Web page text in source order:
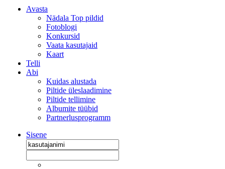
Avasta
Nädala Top pildid
Fotoblogi
Konkursid
Vaata kasutajaid
Kaart
Telli
Abi
Kuidas alustada
Piltide üleslaadimine
Piltide tellimine
Albumite tüübid
Partnerlusprogramm
Sisene